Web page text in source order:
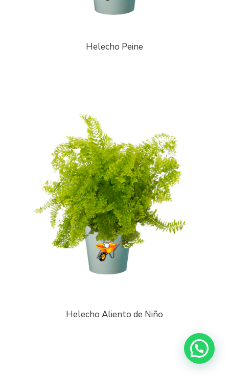
Helecho Peine
Helecho Aliento de Niño